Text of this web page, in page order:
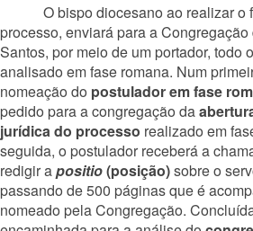
O bispo diocesano ao realizar o
processo, enviará para a
Santos, por meio de um portador, todo
analisado em fase romana. Num
nomeação do postulador em fase
pedido para a congregação da
jurídica do processo realizado em
seguida, o postulador receberá a
redigir apositio(posição)sobre o
passando de 500 páginas que é
nomeado pela Congregação.